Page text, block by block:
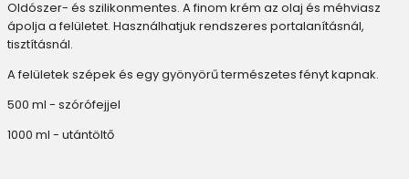
Oldószer- és szilikonmentes. A finom krém az olaj és méhviasz
ápolja a felületet. Használhatjuk rendszeres portalanításnál,
tisztításnál.
A felületek szépek és egy gyönyörű természetes fényt kapnak.
500 ml - szórófejjel
1000 ml - utántöltő